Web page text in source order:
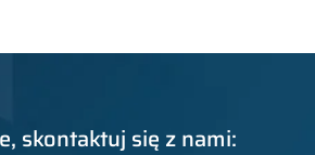
skontaktuj się z nami: